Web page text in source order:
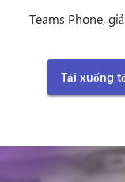
Teams Phone,
Tải xuống